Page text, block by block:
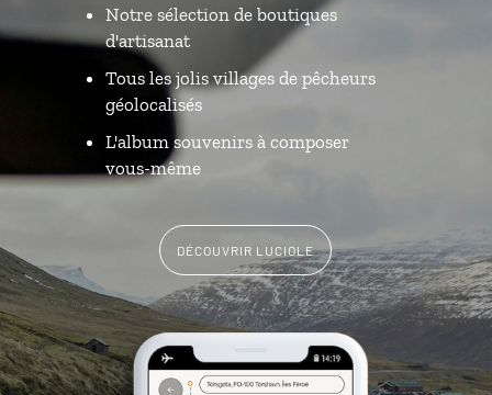
Notre sélection de boutiques
d'artisanat
Tous les jolis villages de pêcheurs
géolocalisés
L'album souvenirs à composer
vous-même
DÉCOUVRIR LUCIOLE